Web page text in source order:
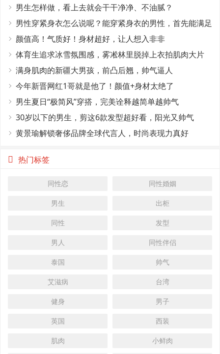
男生怎样做，看上去就会干干净净、不油腻？
男性穿紧身衣怎么说呢？能穿紧身衣的男性，首先能满足
这4个条件
颜值高！气质好！身材超好，让人想入非非
体育生追求冰雪氛围感，雾凇林里脱掉上衣拍肌肉大片
满身肌肉的新疆大男孩，前凸后翘，帅气逼人
今年新晋网红1哥就是他了！颜值+身材太绝了
男生夏日“极简风”穿搭，完美诠释越简单越帅气
30岁以下的男生，剪这6款发型超好看，阳光又帅气
黄景瑜解锁奢侈品牌全球代言人，时尚表现力真好
热门标签
同性恋 同性婚姻
男生 出柜
同性 发型
男人 同性伴侣
泰国 帅气
艾滋病 台湾
健身 男子
英国 西装
肌肉 小鲜肉